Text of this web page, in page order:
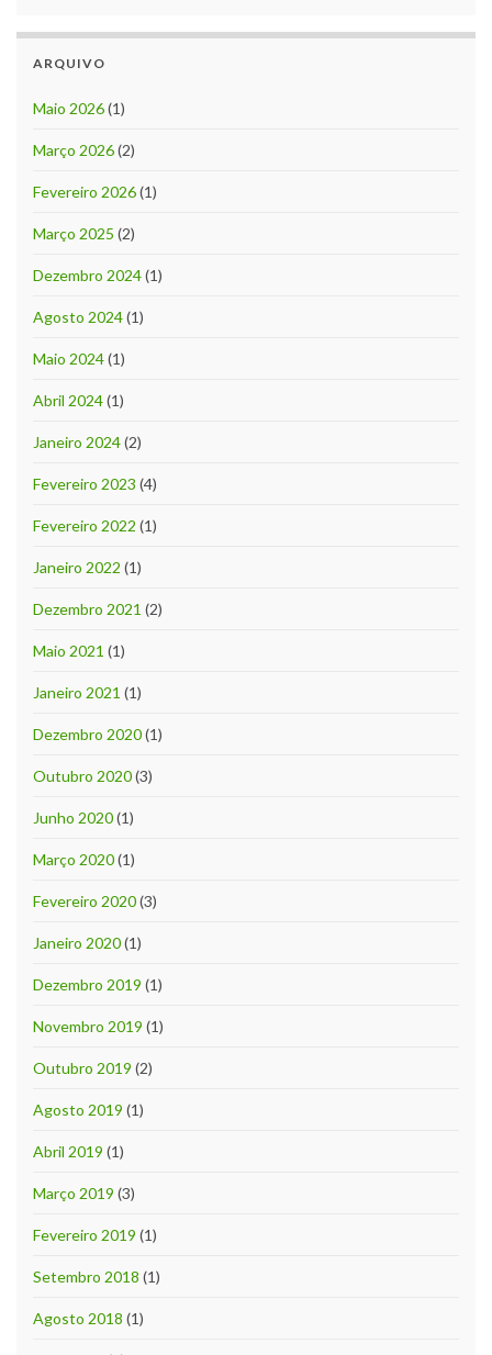
ARQUIVO
Maio 2026(1)
Março 2026(2)
Fevereiro 2026(1)
Março 2025 (2)
Dezembro 2024(1)
Agosto 2024(1)
Maio 2024(1)
Abril 2024(1)
Janeiro 2024(2)
Fevereiro 2023 (4)
Fevereiro 2022 (1)
Janeiro 2022 (1)
Dezembro 2021 (2)
Maio 2021 (1)
Janeiro 2021 (1)
Dezembro 2020(1)
Outubro 2020(3)
Junho 2020(1)
Março 2020(1)
Fevereiro 2020(3)
Janeiro 2020(1)
Dezembro 2019 (1)
Novembro 2019 (1)
Outubro 2019 (2)
Agosto 2019 (1)
Abril 2019 (1)
Março 2019 (3)
Fevereiro 2019 (1)
Setembro 2018 (1)
Agosto 2018 (1)